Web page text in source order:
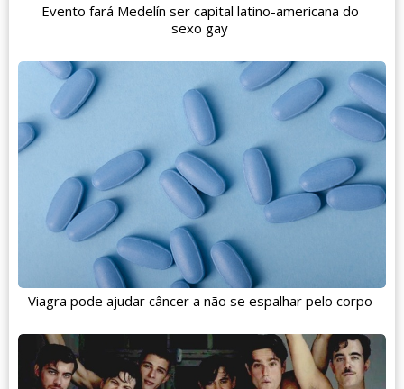
Evento fará Medelín ser capital latino-americana do
sexo gay
Viagra pode ajudar câncer a não se espalhar pelo corpo